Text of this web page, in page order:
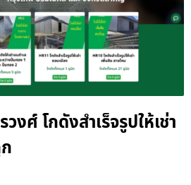
งศ์ โกดังสำเร็จรูปให้เช่า